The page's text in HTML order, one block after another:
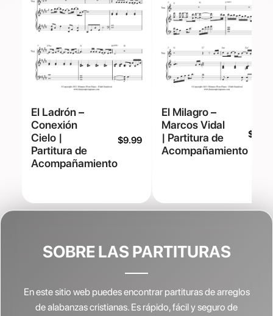
El Ladrón –
Conexión
Cielo |
Partitura de
Acompañamiento
$9.99
El Milagro –
Marcos Vidal
| Partitura de
Acompañamiento
$
SOBRE LAS PARTITURAS
En este sitio web puedes encontrar partituras de arreglos
de alabanzas cristianas. Es rápido, fácil y seguro de